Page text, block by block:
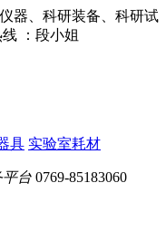
器、科研装备、科研试
：段小姐
具 实验室耗材
平台 0769-85183060